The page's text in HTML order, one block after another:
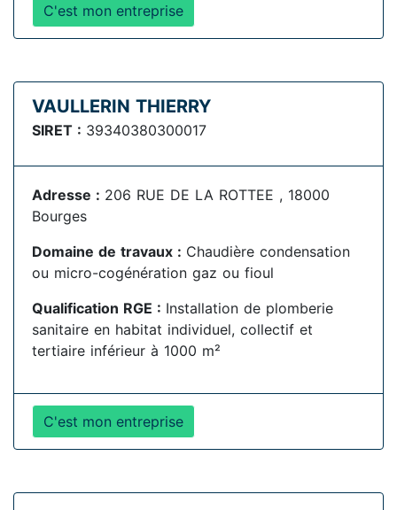
C'est mon entreprise
VAULLERIN THIERRY
SIRET : 39340380300017
Adresse : 206 RUE DE LA ROTTEE , 18000
Bourges
Domaine de travaux : Chaudière condensation
ou micro-cogénération gaz ou fioul
Qualification RGE : Installation de plomberie
sanitaire en habitat individuel, collectif et
tertiaire inférieur à 1000 m²
C'est mon entreprise